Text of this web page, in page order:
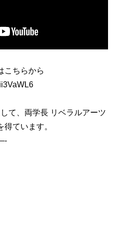
こちらから
て、両学長 リベラルアーツ
ています。